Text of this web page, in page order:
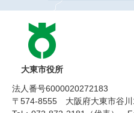
大東市役所
法人番号6000020272183
〒574-8555 大阪府大東市谷川